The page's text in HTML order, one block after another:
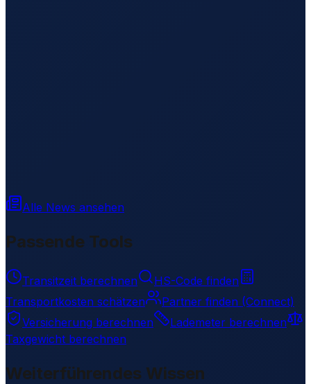
Alle News ansehen
Passende Tools
Transitzeit berechnen
HS-Code finden
Transportkosten schätzen
Partner finden (Connect)
Versicherung berechnen
Lademeter berechnen
Taxgewicht berechnen
Weiterführendes Wissen